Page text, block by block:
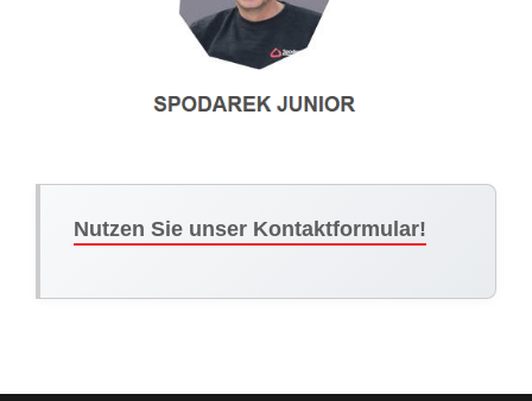
Nutzen Sie unser Kontaktformular!